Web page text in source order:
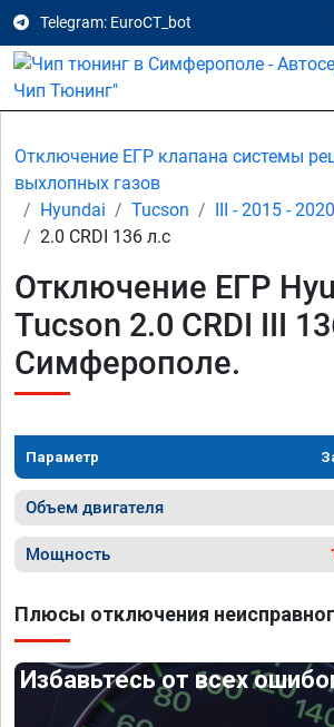
Telegram: EuroCT_bot
Отключение ЕГР клапана системы
выхлопных газов
Hyundai
Tucson III - 2015 - 2020
2.0 CRDI 136 л.с
Отключение ЕГР
Tucson 2.0 CRDI III
Симферополе.
Параметр
Объем двигателя
Мощность
Плюсы отключения
Избавьтесь от всех